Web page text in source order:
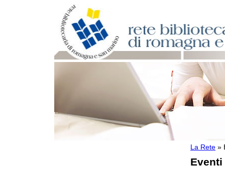
La Rete »
Eventi